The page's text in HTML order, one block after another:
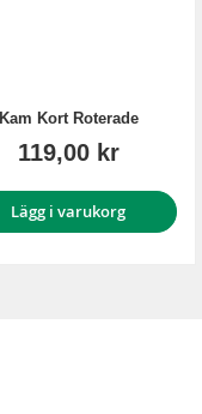
Kam Kort Roterade
119,00 kr
Lägg i varukorg